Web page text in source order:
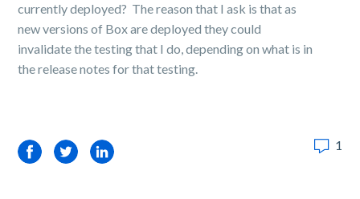
currently deployed? The reason that I ask is that as
new versions of Box are deployed they could
invalidate the testing that I do, depending on what is in
the release notes for that testing.
FacebookTwitterLinkedIn 1